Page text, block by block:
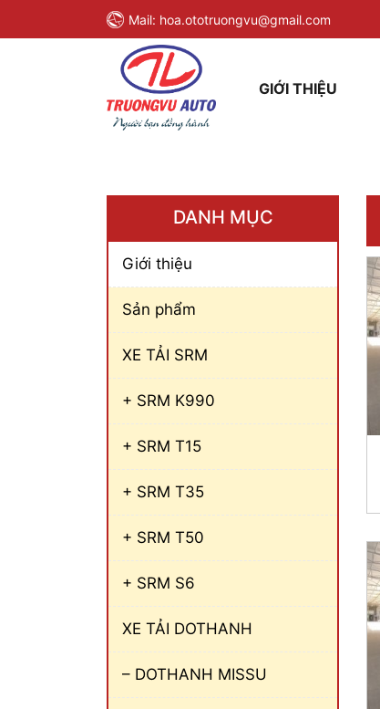
Mail: hoa.ototruongvu@gmail.com
GIỚI THIỆU
DANH MỤC
Giới thiệu
Sản phẩm
XE TẢI SRM
+ SRM K990
+ SRM T15
+ SRM T35
+ SRM T50
+ SRM S6
XE TẢI DOTHANH
– DOTHANH MISSU